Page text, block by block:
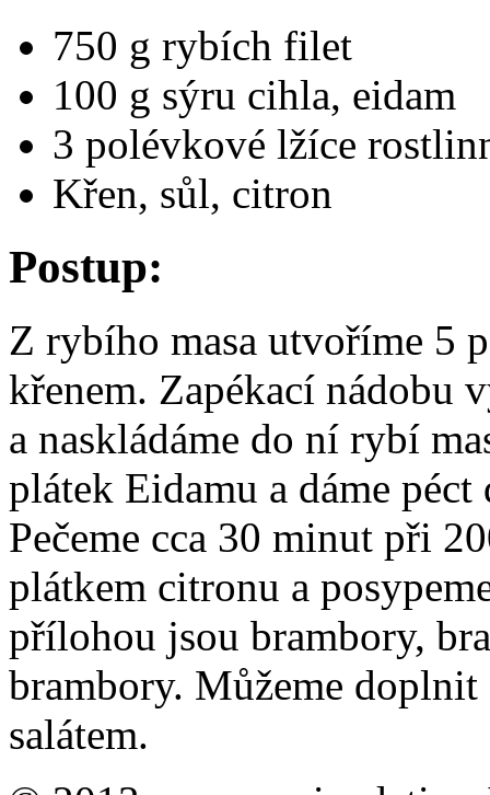
750 g rybích filet
100 g sýru cihla, eidam
3 polévkové lžíce
Křen, sůl, citron
Postup:
Z rybího masa utvoříme 5
křenem. Zapékací nádobu
a naskládáme do ní rybí
plátek Eidamu a dáme
Pečeme cca 30 minut při
plátkem citronu a
přílohou jsou brambory,
brambory. Můžeme
salátem.